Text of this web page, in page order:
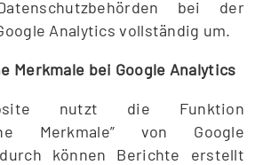
bei der
Analytics vollständig um.
Merkmale bei Google Analytics
nutzt die Funktion
Merkmale” von Google
können Berichte erstellt